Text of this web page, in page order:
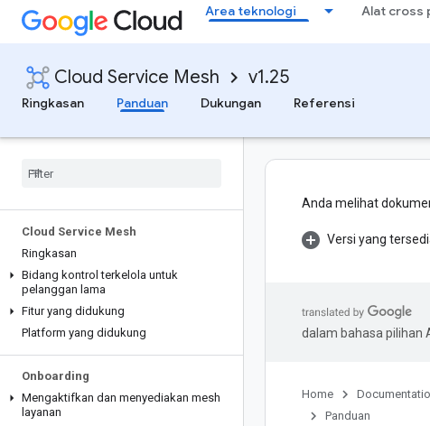
Area teknologi Alat cross
Cloud Service Mesh v1.25
Ringkasan
Panduan Dukungan Referensi
Cloud Service Mesh
Ringkasan
Bidang kontrol terkelola untuk
pelanggan lama
Fitur yang didukung
Platform yang didukung
Onboarding
Mengaktifkan dan menyediakan mesh
layanan
Anda melihat
Versi yang
dalam bahasa pilihan
Home
Panduan